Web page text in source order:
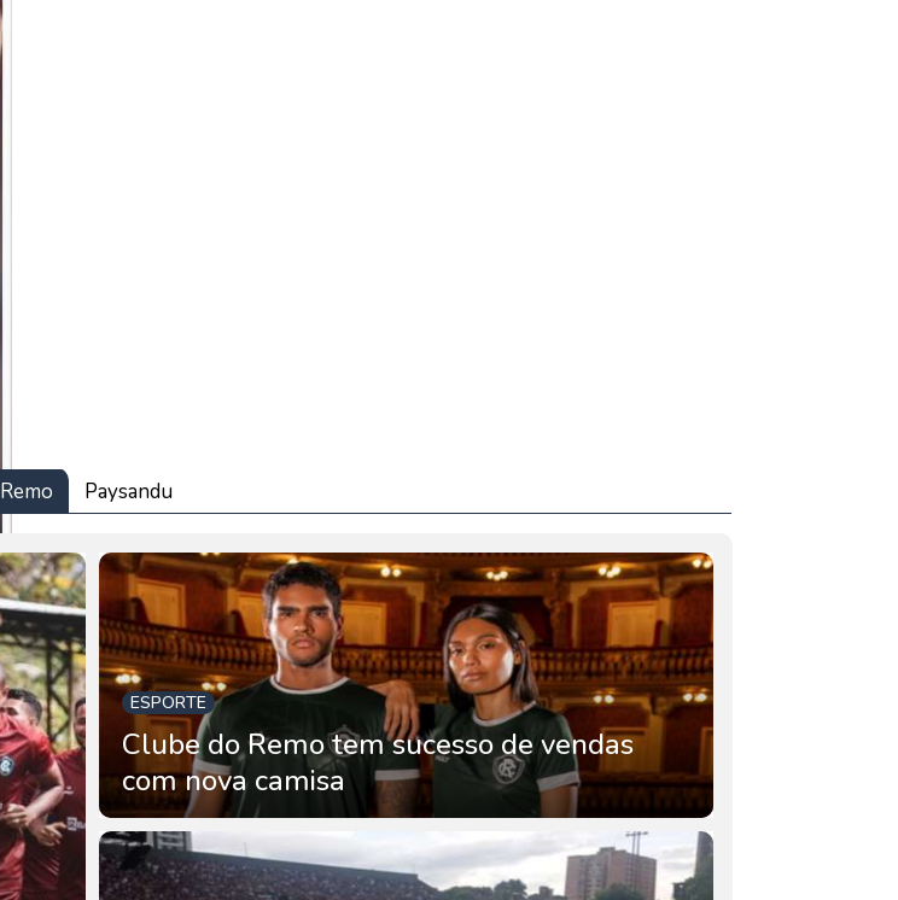
Remo Paysandu
ESPORTE
Clube do Remo tem sucesso de vendas
com nova camisa